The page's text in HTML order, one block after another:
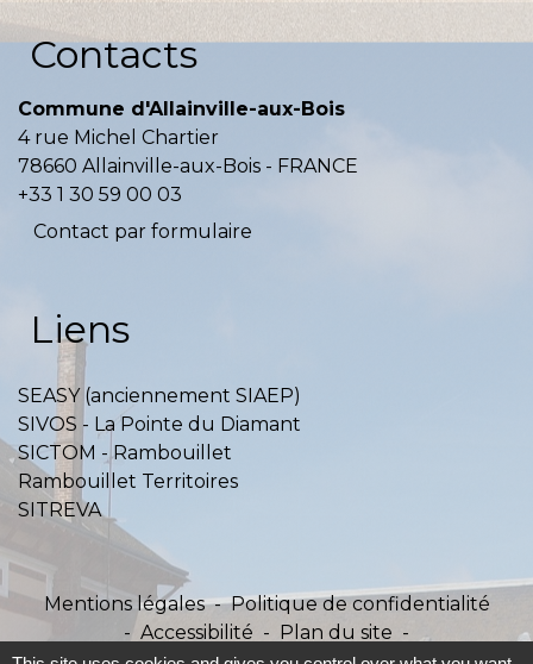
Contacts
Commune d'Allainville-aux-Bois
4 rue Michel Chartier
78660 Allainville-aux-Bois - FRANCE
+33 1 30 59 00 03
Contact par formulaire
Liens
SEASY (anciennement SIAEP)
SIVOS - La Pointe du Diamant
SICTOM - Rambouillet
Rambouillet Territoires
SITREVA
Mentions légales - Politique de confidentialité
- Accessibilité - Plan du site -